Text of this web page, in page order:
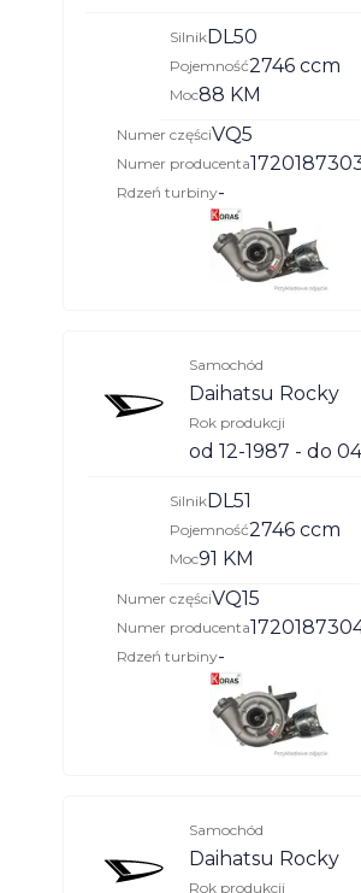
SilnikDL50
Pojemność2746 ccm
Moc88 KM
Numer częściVQ5
Numer producenta
Rdzeń turbiny-
Samochód
Daihatsu Rocky
Rok produkcji
od 12-1987 - do
Silnik DL51
Pojemność2746 ccm
Moc91 KM
Numer częściVQ15
Numer producenta
Rdzeń turbiny-
Samochód
Daihatsu Rocky
Rok produkcji